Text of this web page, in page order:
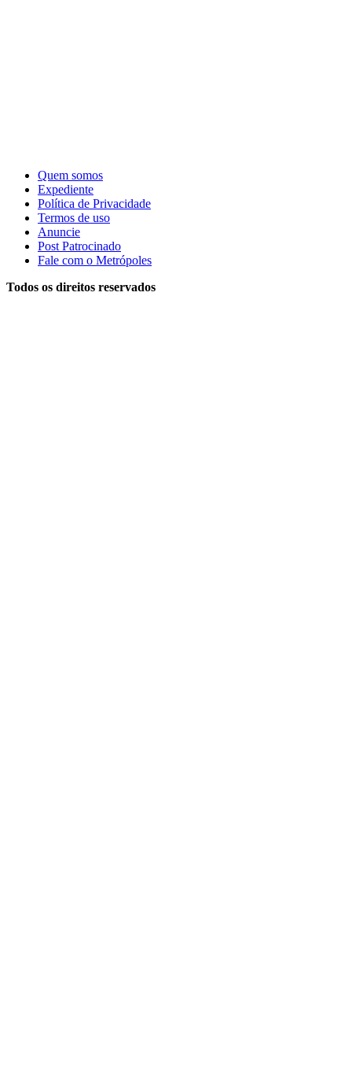
Quem somos
Expediente
Política de Privacidade
Termos de uso
Anuncie
Post Patrocinado
Fale com o Metrópoles
Todos os direitos reservados